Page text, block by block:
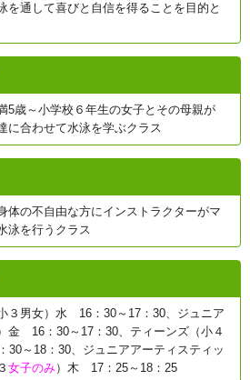
を通して喜びと自信を得ることを目的と
5歳～小学校６年生の女子とその母親が
に合わせて水泳を学ぶクラス
体の不自由な方にインストラクターがマ
泳を行うクラス
３男女）水 16：30～17：30、ジュニア
金 16：30～17：30、ティーンズ（小４
30～18：30、ジュニアアーティスティッ
女子のみ）木 17：25～18：25